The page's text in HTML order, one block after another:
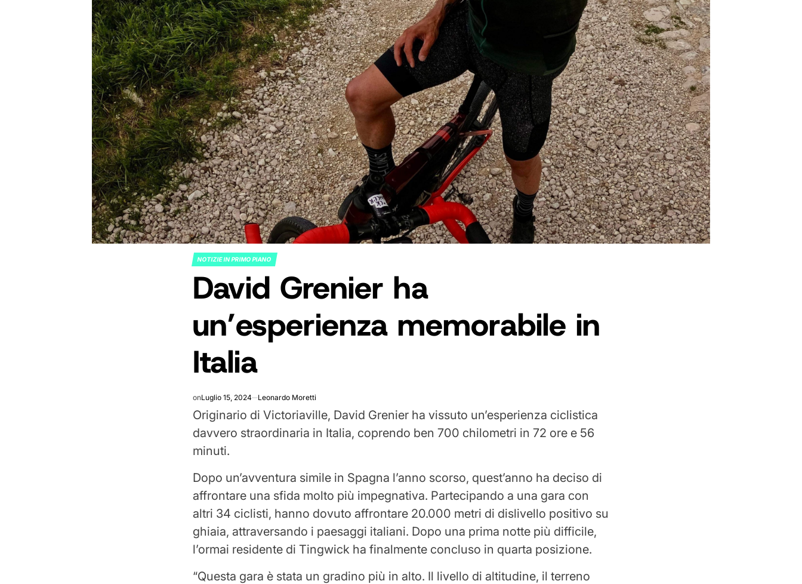
POSTED
NOTIZIE IN PRIMO PIANO
David Grenier ha
un’esperienza memorabile in
Italia
onLuglio 15, 2024 Leonardo Moretti
Originario di Victoriaville, David Grenier ha vissuto un’esperienza ciclistica
davvero straordinaria in Italia, coprendo ben 700 chilometri in 72 ore e 56
minuti.
Dopo un’avventura simile in Spagna l’anno scorso, quest’anno ha deciso di
affrontare una sfida molto più impegnativa. Partecipando a una gara con
altri 34 ciclisti, hanno dovuto affrontare 20.000 metri di dislivello positivo su
ghiaia, attraversando i paesaggi italiani. Dopo una prima notte più difficile,
l’ormai residente di Tingwick ha finalmente concluso in quarta posizione.
“Questa gara è stata un gradino più in alto. Il livello di altitudine, il terreno